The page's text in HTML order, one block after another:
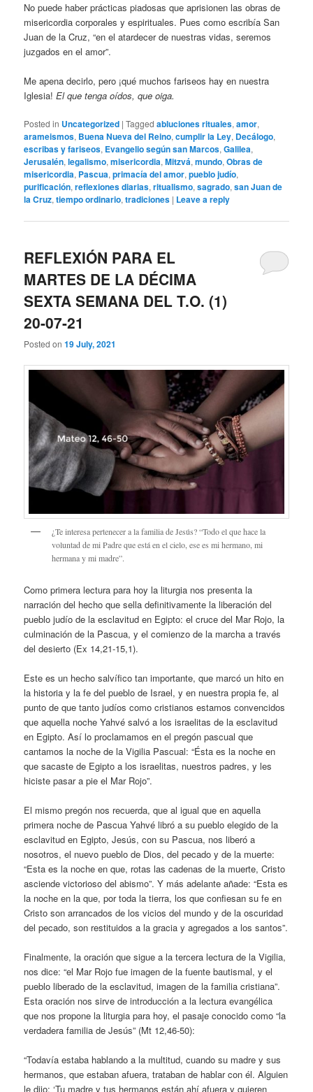
No puede haber prácticas piadosas que aprisionen las obras de
misericordia corporales y espirituales. Pues como escribía San
Juan de la Cruz, “en el atardecer de nuestras vidas, seremos
juzgados en el amor”.
Me apena decirlo, pero ¡qué muchos fariseos hay en nuestra
Iglesia!El que tenga oídos, que oiga.
Posted in Uncategorized |Tagged abluciones rituales,amor,
arameismos, Buena Nueva del Reino,cumplir la Ley, Decálogo,
escribas y fariseos, Evangelio según san Marcos,Galilea,
Jerusalén,legalismo,misericordia,Mitzvá,mundo,Obras de
misericordia, Pascua,primacía del amor,pueblo judío,
purificación,reflexiones diarias,ritualismo,sagrado,san Juan de
la Cruz,tiempo ordinario,tradiciones | Leave a reply
REFLEXIÓN PARA EL
MARTES DE LA DÉCIMA
SEXTA SEMANA DEL T.O. (1)
20-07-21
Posted on19 July, 2021
¿Te interesa pertenecer a la familia de Jesús? “Todo el que hace la
voluntad de mi Padre que está en el cielo, ese es mi hermano, mi
hermana y mi madre”.
Como primera lectura para hoy la liturgia nos presenta la
narración del hecho que sella definitivamente la liberación del
pueblo judío de la esclavitud en Egipto: el cruce del Mar Rojo, la
culminación de la Pascua, y el comienzo de la marcha a través
del desierto (Ex 14,21-15,1).
Este es un hecho salvífico tan importante, que marcó un hito en
la historia y la fe del pueblo de Israel, y en nuestra propia fe, al
punto de que tanto judíos como cristianos estamos convencidos
que aquella noche Yahvé salvó a los israelitas de la esclavitud
en Egipto. Así lo proclamamos en el pregón pascual que
cantamos la noche de la Vigilia Pascual: “Ésta es la noche en
que sacaste de Egipto a los israelitas, nuestros padres, y les
hiciste pasar a pie el Mar Rojo”.
El mismo pregón nos recuerda, que al igual que en aquella
primera noche de Pascua Yahvé libró a su pueblo elegido de la
esclavitud en Egipto, Jesús, con su Pascua, nos liberó a
nosotros, el nuevo pueblo de Dios, del pecado y de la muerte:
“Esta es la noche en que, rotas las cadenas de la muerte, Cristo
asciende victorioso del abismo”. Y más adelante añade: “Esta es
la noche en la que, por toda la tierra, los que confiesan su fe en
Cristo son arrancados de los vicios del mundo y de la oscuridad
del pecado, son restituidos a la gracia y agregados a los santos”.
Finalmente, la oración que sigue a la tercera lectura de la Vigilia,
nos dice: “el Mar Rojo fue imagen de la fuente bautismal, y el
pueblo liberado de la esclavitud, imagen de la familia cristiana”.
Esta oración nos sirve de introducción a la lectura evangélica
que nos propone la liturgia para hoy, el pasaje conocido como “la
verdadera familia de Jesús” (Mt 12,46-50):
“Todavía estaba hablando a la multitud, cuando su madre y sus
hermanos, que estaban afuera, trataban de hablar con él. Alguien
le dijo: ‘Tu madre y tus hermanos están ahí afuera y quieren